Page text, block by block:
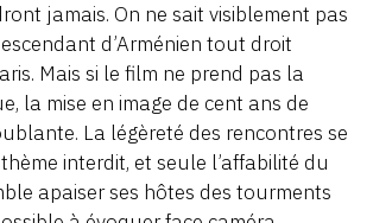
jamais. On ne sait visiblement pas
d’Arménien tout droit
Mais si le film ne prend pas la
la mise en image de cent ans de
La légèreté des rencontres se
interdit, et seule l’affabilité du
apaiser ses hôtes des tourments